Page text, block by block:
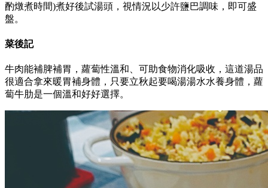
酌燉煮時間)煮好後試湯頭，視情況以少許鹽巴調味，即可盛
盤。
菜後記
牛肉能補脾補胃，蘿蔔性溫和、可助食物消化吸收，這道湯品
很適合拿來暖胃補身體，只要立秋起要喝湯湯水水養身體，蘿
蔔牛肋是一個溫和好好選擇。